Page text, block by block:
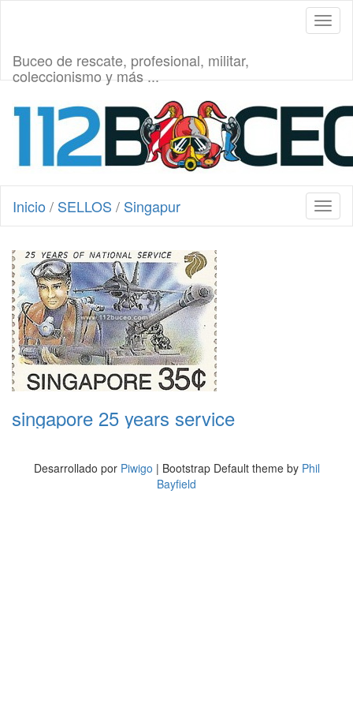
Buceo de rescate, profesional, militar,
coleccionismo y más ...
Inicio / SELLOS / Singapur
singapore 25 years service
Desarrollado por Piwigo | Bootstrap Default theme by Phil
Bayfield